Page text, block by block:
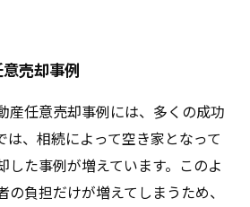
売却事例
産任意売却事例には、多くの成功
は、相続によって空き家となって
した事例が増えています。このよ
の負担だけが増えてしまうため、